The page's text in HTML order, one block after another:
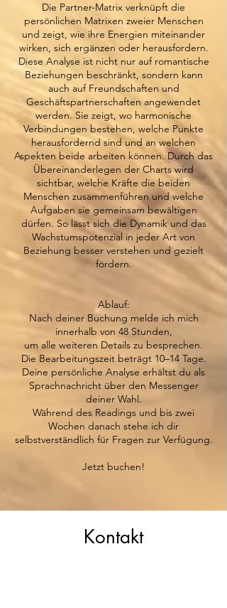
Die Partner-Matrix verknüpft die
persönlichen Matrixen zweier Menschen
und zeigt, wie ihre Energien miteinander
wirken, sich ergänzen oder herausfordern.
Diese Analyse ist nicht nur auf romantische
Beziehungen beschränkt, sondern kann
auch auf Freundschaften und
Geschäftspartnerschaften angewendet
werden. Sie zeigt, wo harmonische
Verbindungen bestehen, welche Punkte
herausfordernd sind und an welchen
Aspekten beide arbeiten können. Durch das
Übereinanderlegen der Charts wird
sichtbar, welche Kräfte die beiden
Menschen zusammenführen und welche
Aufgaben sie gemeinsam bewältigen
dürfen. So lässt sich die Dynamik und das
Wachstumspotenzial in jeder Art von
Beziehung besser verstehen und gezielt
fördern.
Ablauf:
Nach deiner Buchung melde ich mich
innerhalb von 48 Stunden,
um alle weiteren Details zu besprechen.
Die Bearbeitungszeit beträgt 10–14 Tage.
Deine persönliche Analyse erhältst du als
Sprachnachricht über den Messenger
deiner Wahl.
Während des Readings und bis zwei
Wochen danach stehe ich dir
selbstverständlich für Fragen zur Verfügung.
​Jetzt buchen!
Kontakt